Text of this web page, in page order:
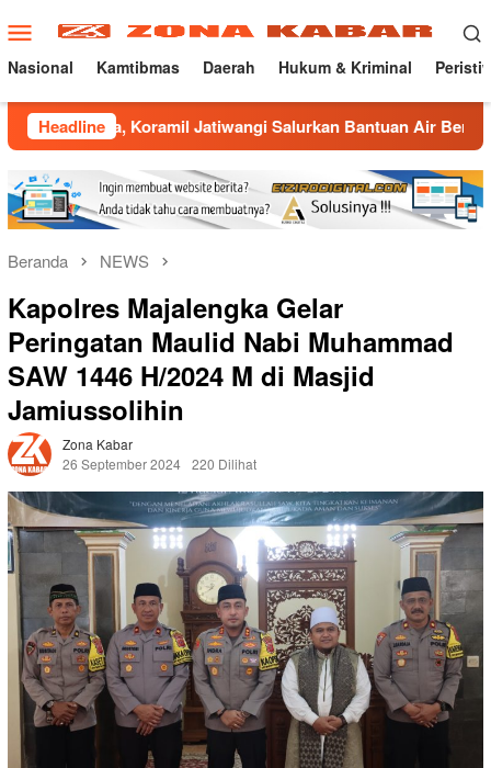
ke
konten
Menu
Mobile
Nasional Kamtibmas Daerah Hukum & Kriminal
Headline
Jatiwangi Salurkan Bantuan Air Bersih untuk Warga
Beranda NEWS
Kapolres Majalengka Gelar
Peringatan Maulid Nabi Muhammad
SAW 1446 H/2024 M di Masjid
Jamiussolihin
Zona Kabar
26 September 2024 220 Dilihat